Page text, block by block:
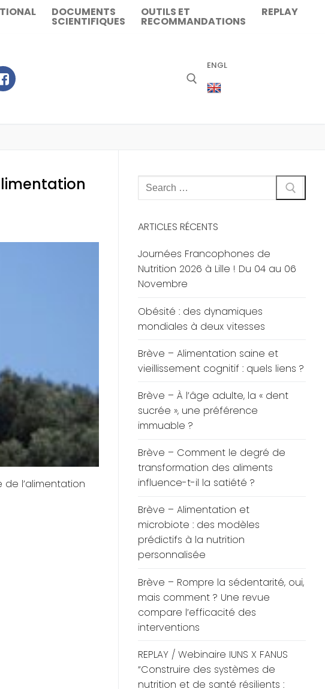
DOCUMENTS
SCIENTIFIQUES
OUTILS ET
RECOMMANDATIONS
REPLAY
ENGL
l’alimentation
Rechercher
:
ARTICLES RÉCENTS
Journées Francophones de
Nutrition 2026 à Lille ! Du 04 au 06
Novembre
Obésité : des dynamiques
mondiales à deux vitesses
Brève – Alimentation saine et
vieillissement cognitif : quels liens ?
Brève – À l’âge adulte, la « dent
sucrée », une préférence
immuable ?
Brève – Comment le degré de
transformation des aliments
influence-t-il la satiété ?
Brève – Alimentation et
microbiote : des modèles
prédictifs à la nutrition
personnalisée
Brève – Rompre la sédentarité, oui,
mais comment ? Une revue
compare l’efficacité des
interventions
REPLAY / Webinaire IUNS X FANUS
“Construire des systèmes de
nutrition et de santé résilients :